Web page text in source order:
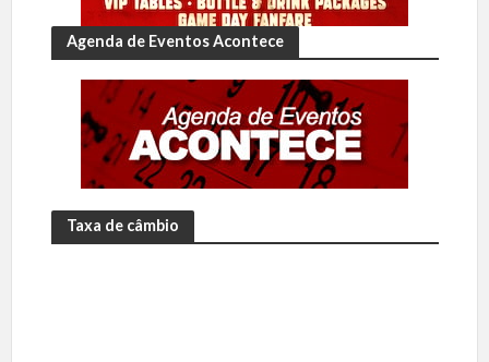
Agenda de Eventos Acontece
Taxa de câmbio